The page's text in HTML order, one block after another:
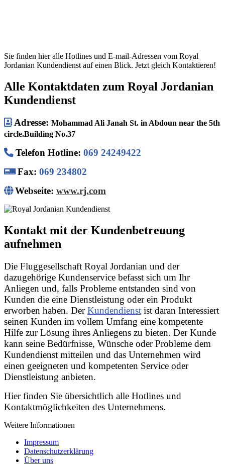
Sie finden hier alle Hotlines und E-mail-Adressen vom Royal
Jordanian Kundendienst auf einen Blick. Jetzt gleich Kontaktieren!
Alle Kontaktdaten zum Royal Jordanian
Kundendienst
Adresse: Mohammad Ali Janah St. in Abdoun near the 5th
circle.Building No.37
Telefon Hotline: 069 24249422
Fax: 069 234802
Webseite: www.rj.com
Kontakt mit der Kundenbetreuung
aufnehmen
Die Fluggesellschaft Royal Jordanian und der
dazugehörige Kundenservice befasst sich um Ihr
Anliegen und, falls Probleme entstanden sind von
Kunden die eine Dienstleistung oder ein Produkt
erworben haben. DerKundendienst ist daran Interessiert
seinen Kunden im vollem Umfang eine kompetente
Hilfe zur Lösung ihres Anliegens zu bieten. Der Kunde
kann seine Bedürfnisse, Wünsche oder Probleme dem
Kundendienst mitteilen und das Unternehmen wird
einen geeigneten und kompetenten Service oder
Dienstleistung anbieten.
Hier finden Sie übersichtlich alle Hotlines und
Kontaktmöglichkeiten des Unternehmens.
Weitere Informationen
Impressum
Datenschutzerklärung
Über uns